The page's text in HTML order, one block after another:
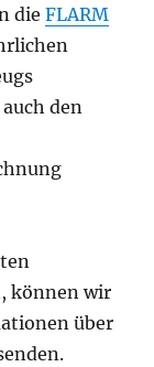
dieFLARM
den
können wir
über